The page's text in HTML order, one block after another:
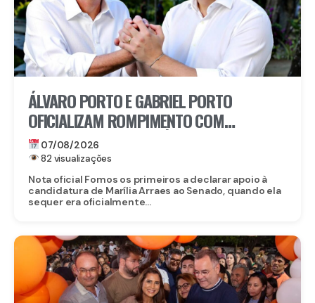
ÁLVARO PORTO E GABRIEL PORTO
OFICIALIZAM ROMPIMENTO COM
CANDIDATURA DE MARÍLIA ARRAES AO
SENADO
07/08/2026
82 visualizações
Nota oficial Fomos os primeiros a declarar apoio à
candidatura de Marília Arraes ao Senado, quando ela
sequer era oficialmente...